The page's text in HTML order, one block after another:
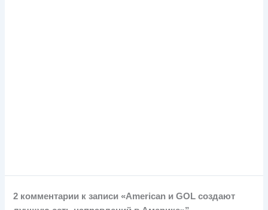
2 комментарии к записи «American и GOL создают